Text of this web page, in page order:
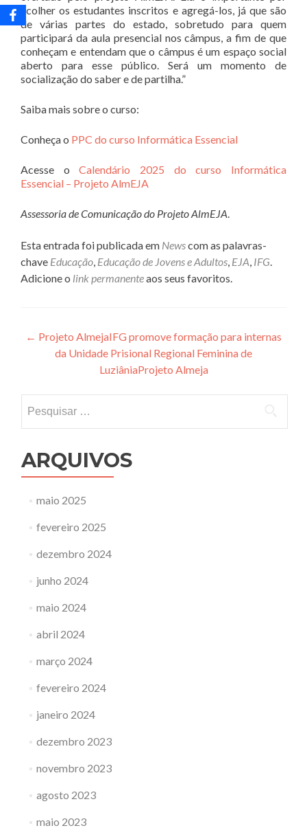
acolher os estudantes inscritos e agregá-los, já que são
de várias partes do estado, sobretudo para quem
participará da aula presencial nos câmpus, a fim de que
conheçam e entendam que o câmpus é um espaço social
aberto para esse público. Será um momento de
socialização do saber e de partilha.”
Saiba mais sobre o curso:
Conheça o PPC do curso Informática Essencial
Acesse oCalendário 2025 do curso Informática
Essencial – Projeto AlmEJA
Assessoria de Comunicação do Projeto AlmEJA.
Esta entrada foi publicada em Newscom as palavras-
chave Educação, Educação de Jovens e Adultos, EJA, IFG.
Adicione o link permanenteaos seus favoritos.
Navegação
Post
← Projeto AlmejaIFG promove formação para internas
da Unidade Prisional Regional Feminina de
LuziâniaProjeto Almeja
por:
ARQUIVOS
maio 2025
fevereiro 2025
dezembro 2024
junho 2024
maio 2024
abril 2024
março 2024
fevereiro 2024
janeiro 2024
dezembro 2023
novembro 2023
agosto 2023
maio 2023